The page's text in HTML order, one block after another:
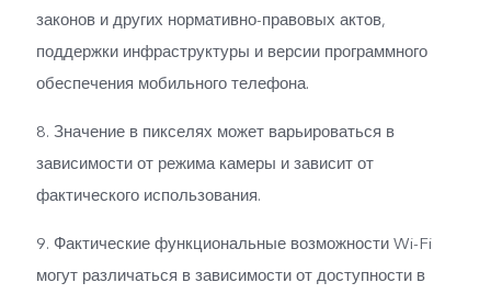
законов и других нормативно-правовых актов,
поддержки инфраструктуры и версии программного
обеспечения мобильного телефона.
8. Значение в пикселях может варьироваться в
зависимости от режима камеры и зависит от
фактического использования.
9. Фактические функциональные возможности Wi-Fi
могут различаться в зависимости от доступности в